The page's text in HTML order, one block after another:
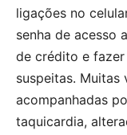
ligações no
senha de acesso
de crédito e
suspeitas. Muitas
acompanhadas
taquicardia,